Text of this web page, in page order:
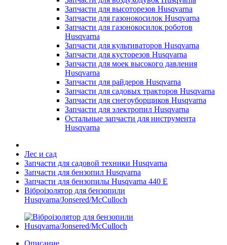
Запчасти для высоторезов Husqvarna
Запчасти для газонокосилок Husqvarna
Запчасти для газонокосилок роботов
Husqvarna
Запчасти для культиваторов Husqvarna
Запчасти для кусторезов Husqvarna
Запчасти для моек высокого давления
Husqvarna
Запчасти для райдеров Husqvarna
Запчасти для садовых тракторов Husqvarna
Запчасти для снегоуборщиков Husqvarna
Запчасти для электропил Husqvarna
Остальные запчасти для инструмента
Husqvarna
Лес и сад
Запчасти для садовой техники Husqvarna
Запчасти для бензопил Husqvarna
Запчасти для бензопилы Husqvarna 440 Е
Віброізолятор для бензопили
Husqvarna/Jonsered/McCulloch
Описание